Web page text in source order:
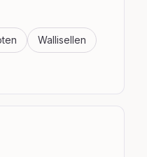
Wallisellen